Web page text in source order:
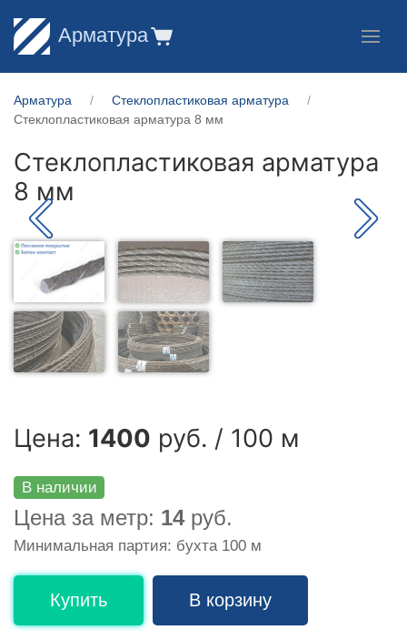
Арматура
Арматура
Стеклопластиковая арматура
Стеклопластиковая арматура 8 мм
Стеклопластиковая арматура
8 мм
Цена: 1400 руб. / 100 м
В наличии
Цена за метр: 14руб.
Минимальная партия: бухта 100 м
Купить В корзину